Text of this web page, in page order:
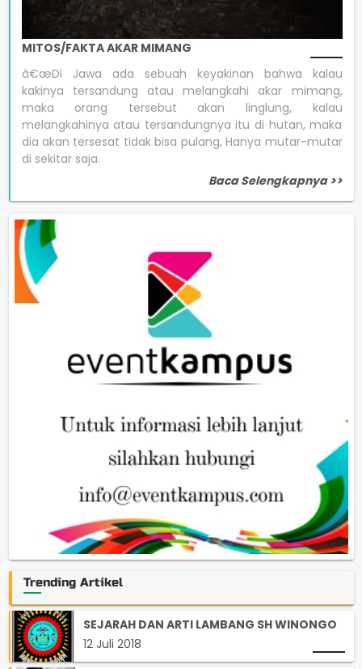
MITOS/FAKTA AKAR MIMANG
â€œDi Jawa ada sebuah keyakinan bahwa kalau
kakinya tersandung atau melangkahi akar mimang,
maka orang tersebut akan linglung, kalau
melangkahinya atau tersandungnya itu di hutan, maka
dia akan tersesat tidak bisa pulang, Hanya mutar-mutar
di sekitar saja.
Baca Selengkapnya >>
Trending Artikel
SEJARAH DAN ARTI LAMBANG SH WINONGO
12 Juli 2018